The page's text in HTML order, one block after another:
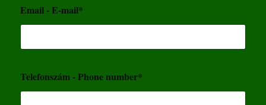
Email - E-mail*
Telefonszám - Phone number*